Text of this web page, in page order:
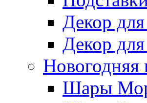
Декор
Декор
Новогодняя
Шары